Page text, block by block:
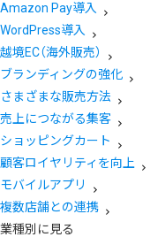
Amazon Pay導入
WordPress導入
越境EC（海外販売）
ブランディングの強化
さまざまな販売方法
売上につながる集客
ショッピングカート
顧客ロイヤリティを向上
モバイルアプリ
複数店舗との連携
業種別に見る